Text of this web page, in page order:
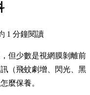
1 分鐘閱讀
但少數是視網膜剝離前
（飛蚊劇增、閃光、黑
麼保養。